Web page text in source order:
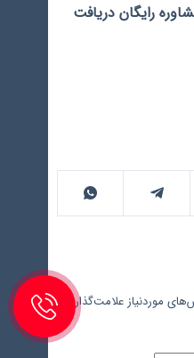
رایگان دریافت
موردنیاز علامت‌گذاری